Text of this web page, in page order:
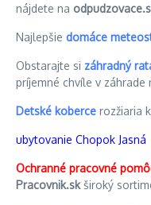
nájdete na
Najlepšie domáce
Obstarajte si záhradný
príjemné chvíle v záhrade
Detské koberce rozžiaria
ubytovanie Chopok Jasná
Ochranné pracovné
Pracovnik.skširoký